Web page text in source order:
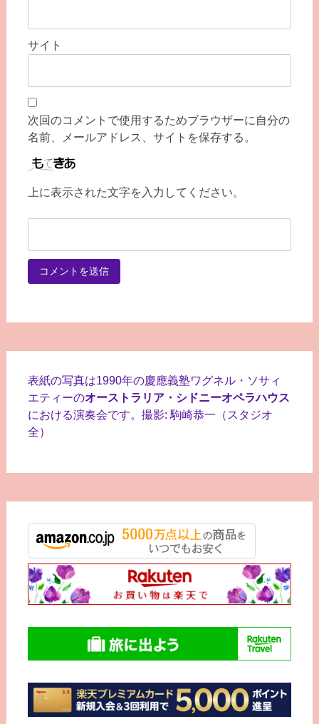
サイト
次回のコメントで使用するためブラウザーに自分の
名前、メールアドレス、サイトを保存する。
上に表示された文字を入力してください。
表紙の写真は1990年の慶應義塾ワグネル・ソサィ
エティーのオーストラリア・シドニーオペラハウス
における演奏会です。撮影: 駒崎恭一（スタジオ
全）